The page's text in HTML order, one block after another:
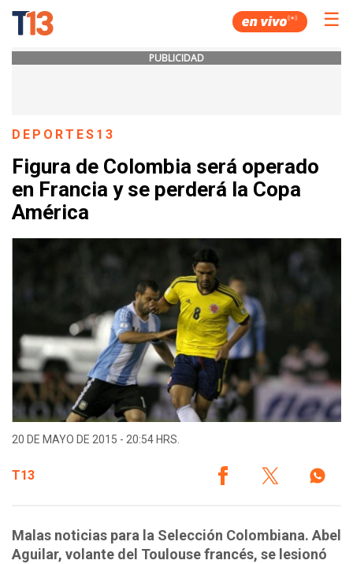
☰
PUBLICIDAD
DEPORTES13
Figura de Colombia será operado
en Francia y se perderá la Copa
América
20 DE MAYO DE 2015 - 20:54 HRS.
T13
Malas noticias para la Selección Colombiana. Abel
Aguilar, volante del Toulouse francés, se lesionó